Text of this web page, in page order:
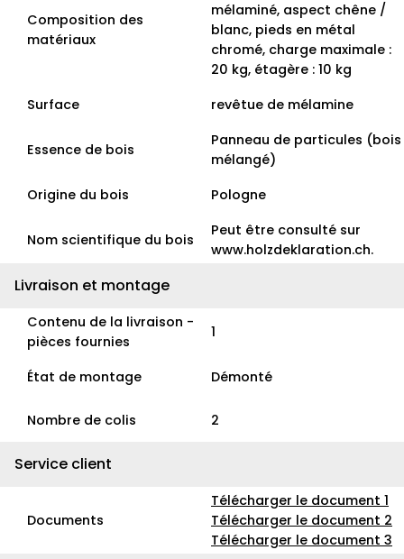
Composition des
matériaux
mélaminé, aspect chêne /
blanc, pieds en métal
chromé, charge maximale :
20 kg, étagère : 10 kg
Surface
revêtue de mélamine
Essence de bois
Panneau de particules (bois
mélangé)
Origine du bois
Pologne
Nom scientifique du bois
Peut être consulté sur
www.holzdeklaration.ch.
Livraison et montage
Contenu de la livraison -
pièces fournies
1
État de montage Démonté
Nombre de colis 2
Service client
Documents
Télécharger le document 1
Télécharger le document 2
Télécharger le document 3